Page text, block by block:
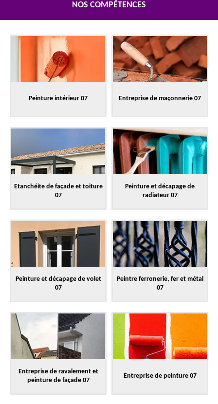
NOS COMPÉTENCES
Peinture intérieur 07 Entreprise de maçonnerie 07
Etanchéite de façade et toiture
07
Peinture et décapage de
radiateur 07
Peinture et décapage de volet
07
Peintre ferronerie, fer et métal
07
Entreprise de ravalement et
peinture de façade 07
Entreprise de peinture 07